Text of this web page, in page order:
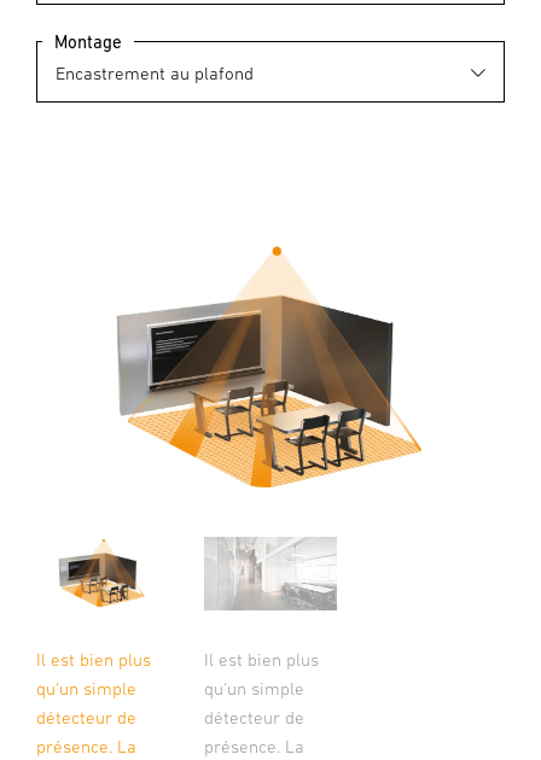
Montage
Il est bien plus
qu'un simple
détecteur de
présence. La
Il est bien plus
qu'un simple
détecteur de
présence. La